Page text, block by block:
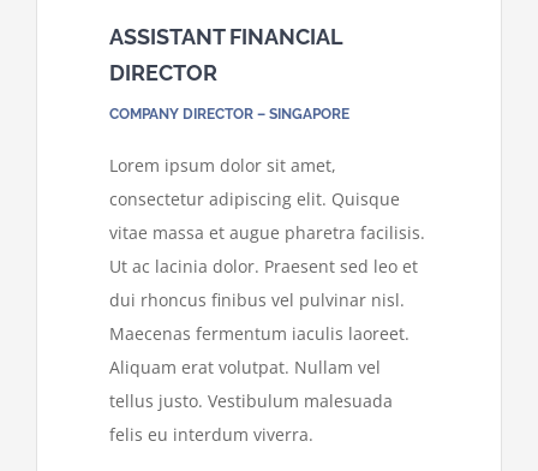
ASSISTANT FINANCIAL
DIRECTOR
COMPANY DIRECTOR – SINGAPORE
Lorem ipsum dolor sit amet,
consectetur adipiscing elit. Quisque
vitae massa et augue pharetra facilisis.
Ut ac lacinia dolor. Praesent sed leo et
dui rhoncus finibus vel pulvinar nisl.
Maecenas fermentum iaculis laoreet.
Aliquam erat volutpat. Nullam vel
tellus justo. Vestibulum malesuada
felis eu interdum viverra.